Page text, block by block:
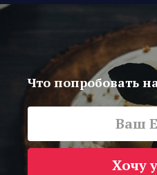
Что попробовать
Хочу